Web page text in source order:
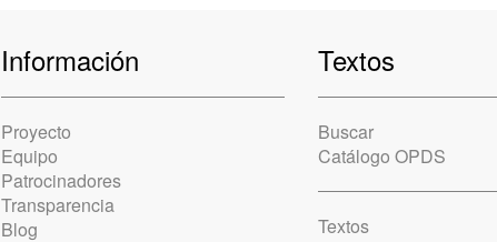
Información
Proyecto
Equipo
Patrocinadores
Transparencia
Blog
Textos
Buscar
Catálogo OPDS
Textos